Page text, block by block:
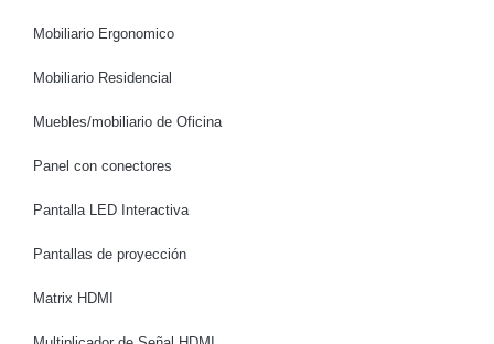
Mobiliario Ergonomico
Mobiliario Residencial
Muebles/mobiliario de Oficina
Panel con conectores
Pantalla LED Interactiva
Pantallas de proyección
Matrix HDMI